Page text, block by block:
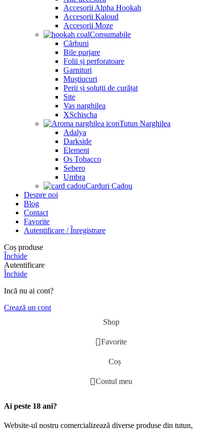
Accesorii Alpha Hookah
Accesorii Kaloud
Accesorii Moze
Consumabile
Cărbuni
Bile purjare
Folii și perforatoare
Garnituri
Muștiucuri
Perii și soluții de curățat
Site
Vas narghilea
XSchischa
Tutun Narghilea
Adalya
Darkside
Element
Os Tobacco
Sebero
Umbra
Carduri Cadou
Despre noi
Blog
Contact
Favorite
Autentificare / Înregistrare
Coș produse
Închide
Autentificare
Închide
Incă nu ai cont?
Crează un cont
Shop
Favorite
Coș
Contul meu
Ai peste 18 ani?
Website-ul nostru comercializează diverse produse din tutun,